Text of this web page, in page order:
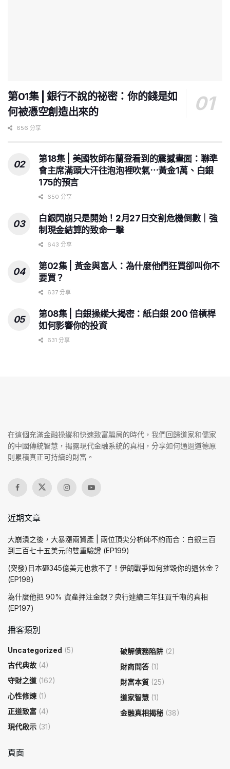
第01集 | 銀行不說的祕密：你的錢是如
何被憑空創造出來的
656 分享
第18集 | 美國牧師布蘭登看到的震撼畫面：聯準
會主席滿頭大汗往泡泡裡吹氣⋯黃金1萬、白銀
175的預言
650 分享
白銀閃崩只是開始！2月27日交割危機倒數｜強
制現金結算的致命一擊
643 分享
第02集 | 黃金與富人：為什麼他們狂買卻叫你不
要買？
637 分享
第08集 | 白銀操縱大揭密：紙白銀 200 倍槓桿
如何影響你的投資
631 分享
在這個充滿金融操縱和快速致富騙局的時代，我們回歸道家和儒家
的中國傳統智慧，揭露現代金融系統的真相，分享如何通過道德原
則累積真正可持續的財富。
近期文章
大崩潰之後，大暴漲兩資產 | 兩位頂尖分析師不約而合：白銀三百
到三百七十五美元的雙重驗證 (EP199)
(突發)日本砸345億美元也救不了！伊朗戰爭如何摧毀你的退休金？
(EP198)
為什麼他把 90% 資產押注金銀？央行連續三年狂買千噸的真相
(EP197)
播客類別
Uncategorized (5)
古代典故 (4)
守財之道 (162)
心性修煉 (1)
正道致富 (4)
現代啟示 (31)
破解債務陷阱 (2)
財商問答(1)
財富本質 (25)
道家智慧 (1)
金融真相揭秘 (38)
頁面